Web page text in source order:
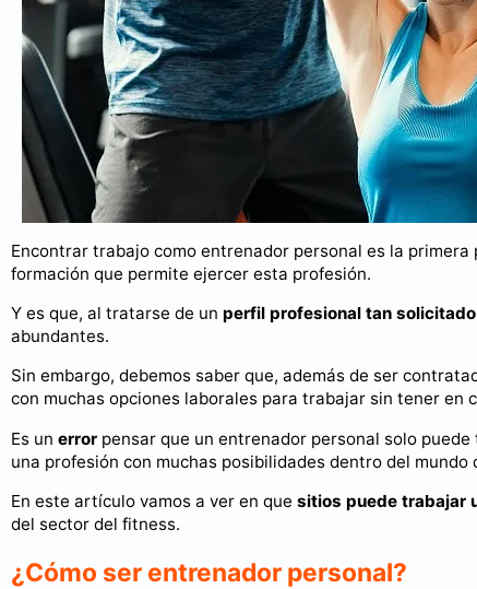
Encontrar trabajo como entrenador personal es la
formación que permite ejercer esta profesión.
Y es que, al tratarse de un perfil profesional tan solicitado
abundantes.
Sin embargo, debemos saber que, además de ser
con muchas opciones laborales para trabajar sin tener en
Es un error pensar que un entrenador personal solo
una profesión con muchas posibilidades dentro del
En este artículo vamos a ver en que sitios puede trabajar
del sector del fitness.
¿Cómo ser entrenador personal?